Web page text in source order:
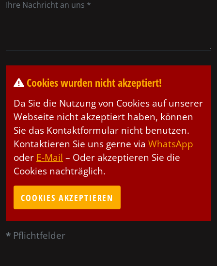
Cookies wurden nicht akzeptiert!
Da Sie die Nutzung von Cookies auf unserer
Webseite nicht akzeptiert haben, können
Sie das Kontaktformular nicht benutzen.
Kontaktieren Sie uns gerne via WhatsApp
oder E-Mail – Oder akzeptieren Sie die
Cookies nachträglich.
COOKIES AKZEPTIEREN
* Pflichtfelder